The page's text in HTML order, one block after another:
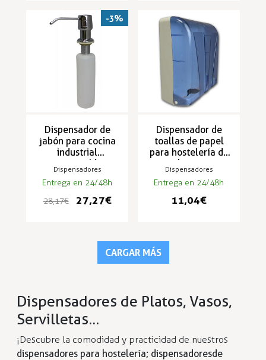
Dispensador de
jabón para cocina
industrial
empotrable
manual
Dispensadores
Entrega en 24/48h
28,17 €
27,27 €
-3%
Dispensador de
toallas de papel
para hostelería de
plástico
Dispensadores
Entrega en 24/48h
11,04 €
CARGAR MÁS
Dispensadores de Platos, Vasos,
Servilletas...
¡Descubre la comodidad y practicidad de nuestros
dispensadores para hostelería; dispensadores de